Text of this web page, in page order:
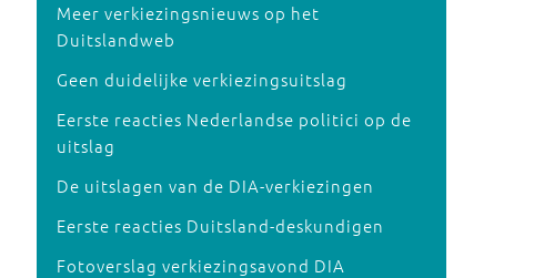
Meer verkiezingsnieuws op het
Duitslandweb
Geen duidelijke verkiezingsuitslag
Eerste reacties Nederlandse politici op de
uitslag
De uitslagen van de DIA-verkiezingen
Eerste reacties Duitsland-deskundigen
Fotoverslag verkiezingsavond DIA